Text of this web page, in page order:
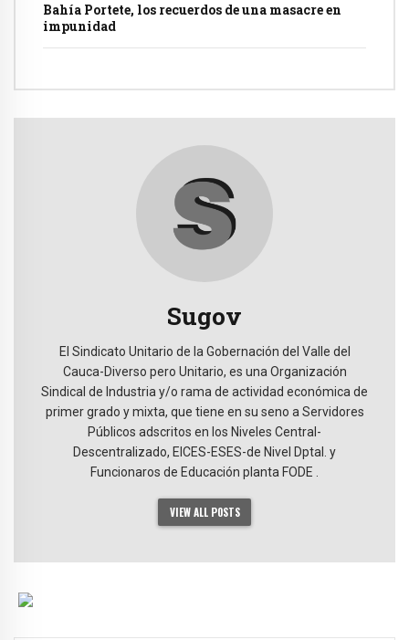
Bahía Portete, los recuerdos de una masacre en
impunidad
Sugov
El Sindicato Unitario de la Gobernación del Valle del
Cauca-Diverso pero Unitario, es una Organización
Sindical de Industria y/o rama de actividad económica de
primer grado y mixta, que tiene en su seno a Servidores
Públicos adscritos en los Niveles Central-
Descentralizado, EICES-ESES-de Nivel Dptal. y
Funcionaros de Educación planta FODE .
VIEW ALL POSTS